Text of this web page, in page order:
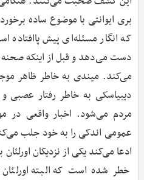
بری ایوانتی با موضوع ساده
که انگار مسئله‌ای پیش‌ پاافتاده
دست می‌دهد و قبل از اینکه صحنه
می‌کند. میندی به خاطر ظاهر
دیبیاسکی به خاطر رفتار عصبی
مردم می‌شود. اخبار واقعی در
عمومی اندکی را به خود جلب
ادعا می‌کند یکی از نزدیکان
خطر شده است که البته